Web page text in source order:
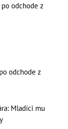
odchode z
odchode z
Mladíci mu